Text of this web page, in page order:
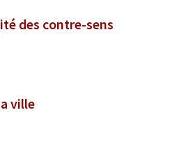
des contre-sens
ville